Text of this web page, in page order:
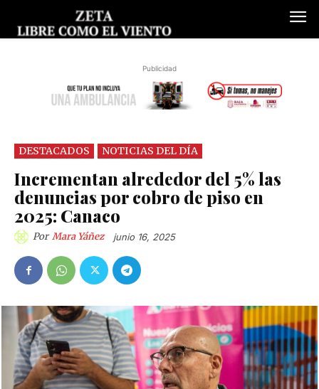
Publicidad
DESTACADOS NOTICIAS DEL DÍA
Incrementan alrededor del 5% las
denuncias por cobro de piso en
2025: Canaco
Por Mara Yáñez junio 16, 2025